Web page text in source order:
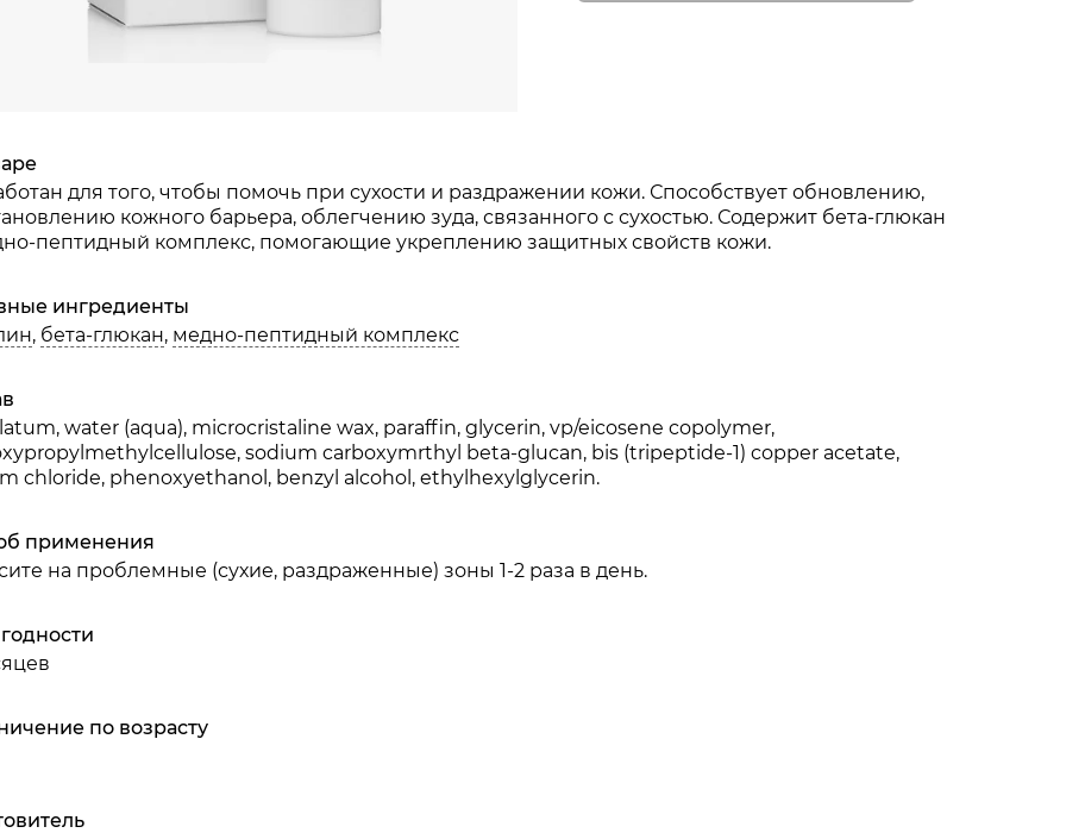
для того, чтобы помочь при сухости и раздражении кожи. Способствует обновлению,
кожного барьера, облегчению зуда, связанного с сухостью. Содержит бета-глюкан
пептидный комплекс, помогающие укреплению защитных свойств кожи.
ингредиенты
, бета-глюкан, медно-пептидный комплекс
water (aqua), microcristaline wax, paraffin, glycerin, vp/eicosene copolymer,
sodium carboxymrthyl beta-glucan, bis (tripeptide-1) copper acetate,
chloride, phenoxyethanol, benzyl alcohol, ethylhexylglycerin.
применения
на проблемные (сухие, раздраженные) зоны 1-2 раза в день.
по возрасту